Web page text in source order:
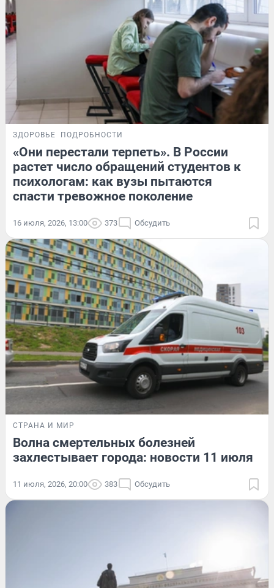
ЗДОРОВЬЕ ПОДРОБНОСТИ
«Они перестали терпеть». В России
растет число обращений студентов к
психологам: как вузы пытаются
спасти тревожное поколение
16 июля, 2026, 13:00 373 Обсудить
СТРАНА И МИР
Волна смертельных болезней
захлестывает города: новости 11 июля
11 июля, 2026, 20:00 383 Обсудить